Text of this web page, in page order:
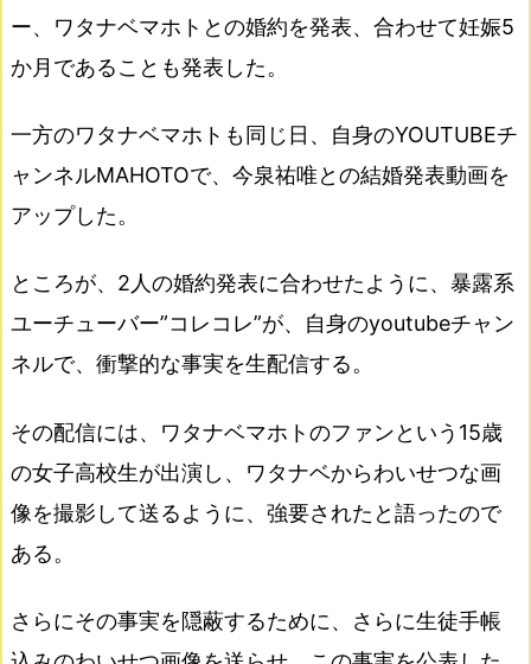
ー、ワタナベマホトとの婚約を発表、合わせて妊娠5
か月であることも発表した。
一方のワタナベマホトも同じ日、自身のYOUTUBEチ
ャンネルMAHOTOで、今泉祐唯との結婚発表動画を
アップした。
ところが、2人の婚約発表に合わせたように、暴露系
ユーチューバー”コレコレ”が、自身のyoutubeチャン
ネルで、衝撃的な事実を生配信する。
その配信には、ワタナベマホトのファンという15歳
の女子高校生が出演し、ワタナベからわいせつな画
像を撮影して送るように、強要されたと語ったので
ある。
さらにその事実を隠蔽するために、さらに生徒手帳